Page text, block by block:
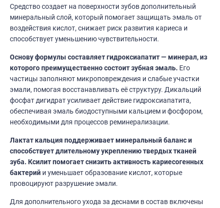
Средство создает на поверхности зубов дополнительный
минеральный слой, который помогает защищать эмаль от
воздействия кислот, снижает риск развития кариеса и
способствует уменьшению чувствительности.
Основу формулы составляет гидроксиапатит — минерал, из
которого преимущественно состоит зубная эмаль. Его
частицы заполняют микроповреждения и слабые участки
эмали, помогая восстанавливать её структуру. Дикальций
фосфат дигидрат усиливает действие гидроксиапатита,
обеспечивая эмаль биодоступными кальцием и фосфором,
необходимыми для процессов реминерализации.
Лактат кальция поддерживает минеральный баланс и
способствует длительному укреплению твердых тканей
зуба. Ксилит помогает снизить активность кариесогенных
бактерий и уменьшает образование кислот, которые
провоцируют разрушение эмали.
Для дополнительного ухода за деснами в состав включены